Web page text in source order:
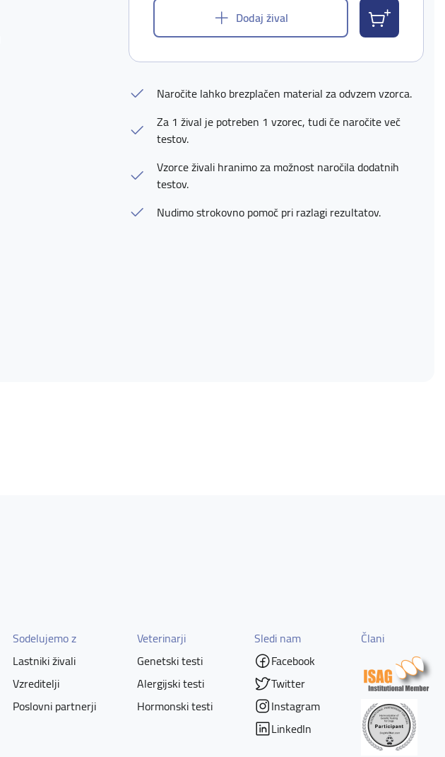
Dodaj žival
Naročite lahko brezplačen material za odvzem vzorca.
Za 1 žival je potreben 1 vzorec, tudi če naročite več
testov.
Vzorce živali hranimo za možnost naročila dodatnih
testov.
Nudimo strokovno pomoč pri razlagi rezultatov.
Sodelujemo z
Lastniki živali
Vzreditelji
Poslovni partnerji
Veterinarji
Genetski testi
Alergijski testi
Hormonski testi
Sledi nam
Facebook
Twitter
Instagram
LinkedIn
Člani